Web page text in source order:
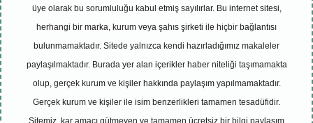
üye olarak bu sorumluluğu kabul etmiş sayılırlar. Bu internet sitesi,
herhangi bir marka, kurum veya şahıs şirketi ile hiçbir bağlantısı
bulunmamaktadır. Sitede yalnızca kendi hazırladığımız makaleler
paylaşılmaktadır. Burada yer alan içerikler haber niteliği taşımamakta
olup, gerçek kurum ve kişiler hakkında paylaşım yapılmamaktadır.
Gerçek kurum ve kişiler ile isim benzerlikleri tamamen tesadüfidir.
Sitemiz, kar amacı gütmeyen ve tamamen ücretsiz bir bilgi paylaşım